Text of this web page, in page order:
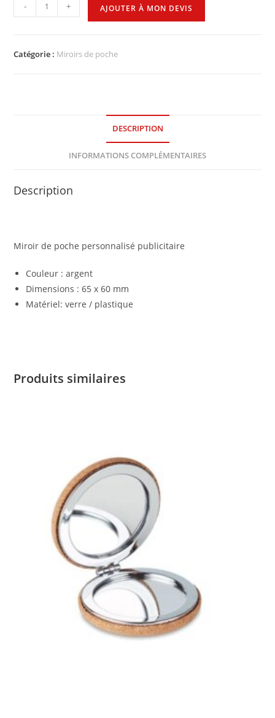
- + AJOUTER À MON DEVIS
Catégorie : Miroirs de poche
DESCRIPTION
INFORMATIONS COMPLÉMENTAIRES
Description
Miroir de poche personnalisé publicitaire
Couleur : argent
Dimensions : 65 x 60 mm
Matériel: verre / plastique
Produits similaires